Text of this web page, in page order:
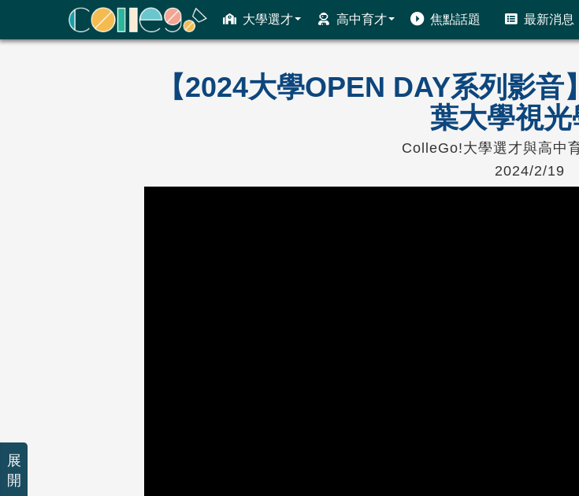
大學選才 高中育才 焦點話題 最新消息
ColleGo! 大學選才與高中育才輔助系統
【2024大學OPEN DAY系列影
葉大學視光
ColleGo!大學選才與高中
2024/2/19
展
開